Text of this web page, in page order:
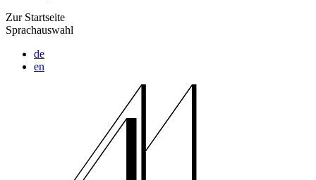
Zur Startseite
Sprachauswahl
de
en